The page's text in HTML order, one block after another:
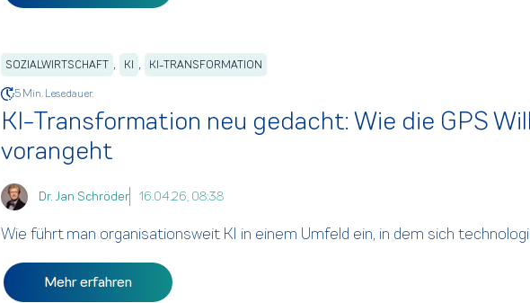
SOZIALWIRTSCHAFT , KI , KI-TRANSFORMATION
5 Min. Lesedauer.
KI-Transformation neu gedacht: Wie die GPS
vorangeht
Dr. Jan Schröder 16.04.26, 08:38
Wie führt man organisationsweit KI in einem Umfeld ein, in dem sich
Mehr erfahren